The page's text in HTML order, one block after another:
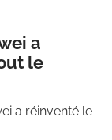
a
le
a réinventé le